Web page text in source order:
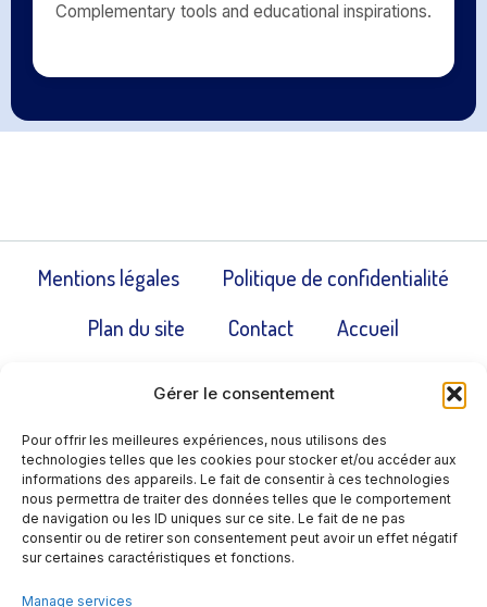
Gérer le consentement
Pour offrir les meilleures expériences, nous utilisons des
technologies telles que les cookies pour stocker et/ou accéder aux
informations des appareils. Le fait de consentir à ces technologies
nous permettra de traiter des données telles que le comportement
de navigation ou les ID uniques sur ce site. Le fait de ne pas
consentir ou de retirer son consentement peut avoir un effet négatif
sur certaines caractéristiques et fonctions.
Manage services
Complementary tools and educational inspirations.
Mentions légales
Politique de confidentialité
Plan du site
Contact
Accueil